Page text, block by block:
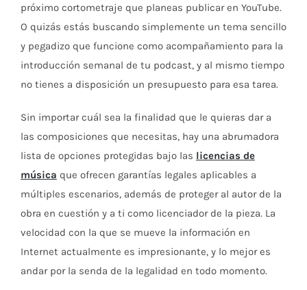
próximo cortometraje que planeas publicar en YouTube.
O quizás estás buscando simplemente un tema sencillo
y pegadizo que funcione como acompañamiento para la
introducción semanal de tu podcast, y al mismo tiempo
no tienes a disposición un presupuesto para esa tarea.
Sin importar cuál sea la finalidad que le quieras dar a
las composiciones que necesitas, hay una abrumadora
lista de opciones protegidas bajo las licencias de
música que ofrecen garantías legales aplicables a
múltiples escenarios, además de proteger al autor de la
obra en cuestión y a ti como licenciador de la pieza. La
velocidad con la que se mueve la información en
Internet actualmente es impresionante, y lo mejor es
andar por la senda de la legalidad en todo momento.